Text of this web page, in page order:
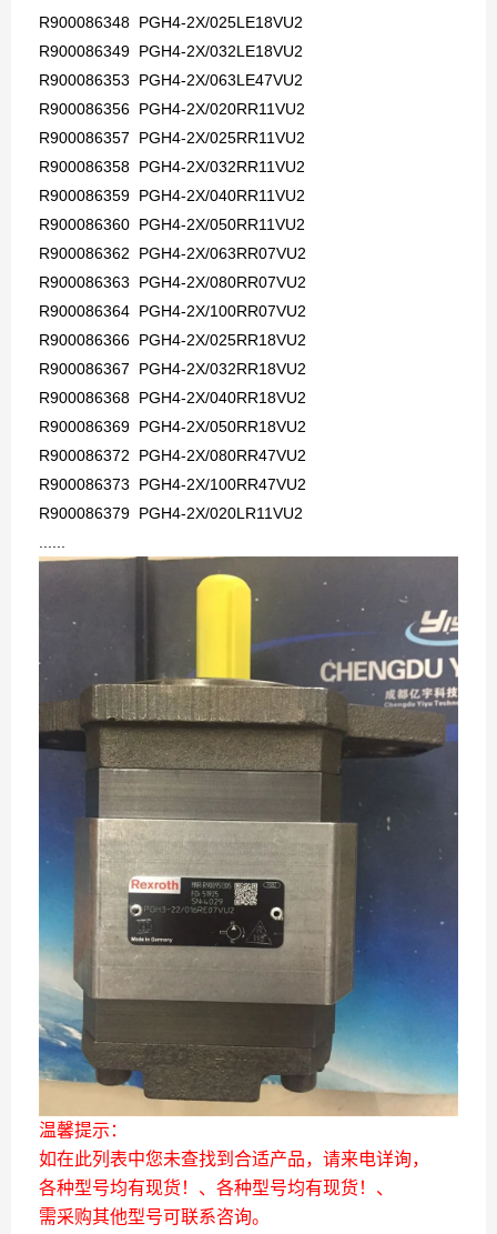
R900086348 PGH4-2X/025LE18VU2
R900086349 PGH4-2X/032LE18VU2
R900086353 PGH4-2X/063LE47VU2
R900086356 PGH4-2X/020RR11VU2
R900086357 PGH4-2X/025RR11VU2
R900086358 PGH4-2X/032RR11VU2
R900086359 PGH4-2X/040RR11VU2
R900086360 PGH4-2X/050RR11VU2
R900086362 PGH4-2X/063RR07VU2
R900086363 PGH4-2X/080RR07VU2
R900086364 PGH4-2X/100RR07VU2
R900086366 PGH4-2X/025RR18VU2
R900086367 PGH4-2X/032RR18VU2
R900086368 PGH4-2X/040RR18VU2
R900086369 PGH4-2X/050RR18VU2
R900086372 PGH4-2X/080RR47VU2
R900086373 PGH4-2X/100RR47VU2
R900086379 PGH4-2X/020LR11VU2
温馨提示：
如在此列表中您未查找到合适产品，请来电详询，
各种型号均有现货！、各种型号均有现货！、
需采购其他型号可联系咨询。